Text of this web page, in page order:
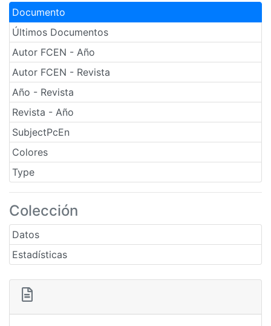
Documento
Últimos Documentos
Autor FCEN - Año
Autor FCEN - Revista
Año - Revista
Revista - Año
SubjectPcEn
Colores
Type
Colección
Datos
Estadísticas